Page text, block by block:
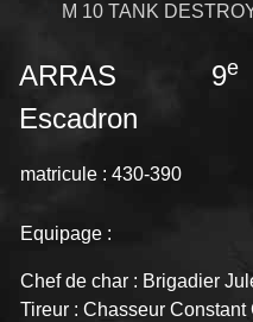
M 10 TANK
ARRAS 9e
Escadron
matricule : 430-390
Equipage :
Chef de char : Brigadier
Tireur : Chasseur Constant